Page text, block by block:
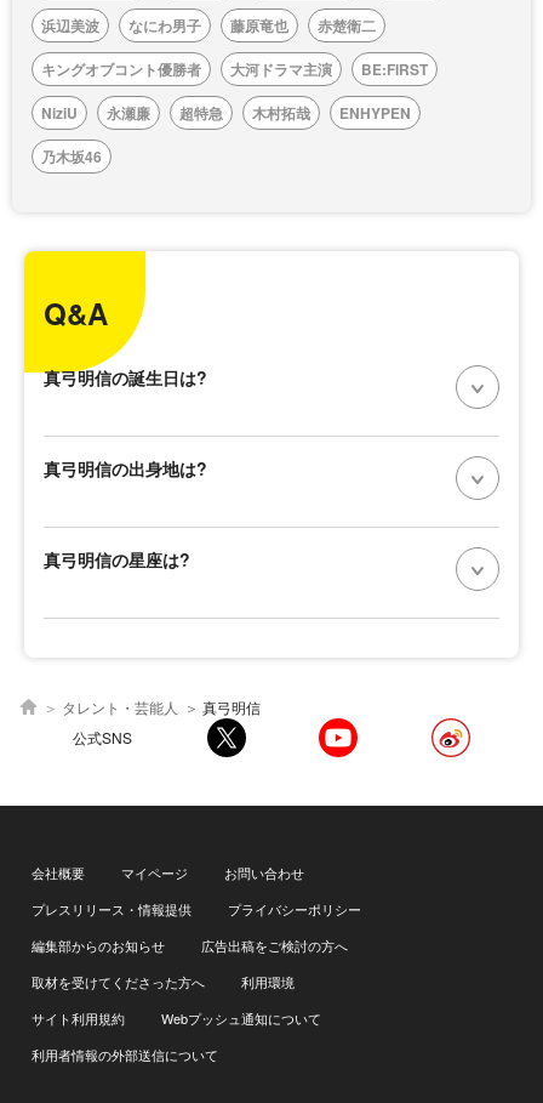
浜辺美波
なにわ男子 藤原竜也
赤楚衛二
キングオブコント優勝者
大河ドラマ主演
BE:FIRST
NiziU
永瀬廉 超特急 木村拓哉
ENHYPEN
乃木坂46
Q&A
真弓明信の誕生日は?
真弓明信の出身地は?
真弓明信の星座は?
タレント・芸能人
真弓明信
公式SNS
会社概要 マイページ
お問い合わせ
プレスリリース・情報提供
プライバシーポリシー
編集部からのお知らせ
広告出稿をご検討の方へ
取材を受けてくださった方へ
利用環境
サイト利用規約
Webプッシュ通知について
利用者情報の外部送信について